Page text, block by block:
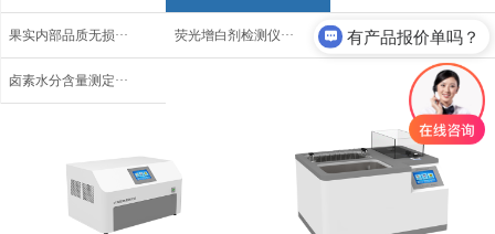
果实内部品质无损··· 荧光增白剂检测仪··· 马铃薯淀粉含量测···
卤素水分含量测定···
有产品报价单吗？